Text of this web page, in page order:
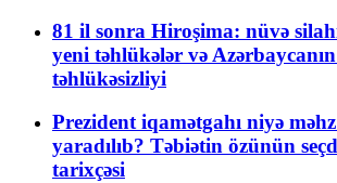
81 il sonra Hiroşima: nüvə
yeni təhlükələr və
təhlükəsizliyi
Prezident iqamətgahı niyə
yaradılıb? Təbiətin özünün
tarixçəsi